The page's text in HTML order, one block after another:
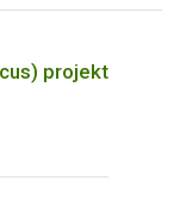
projekt